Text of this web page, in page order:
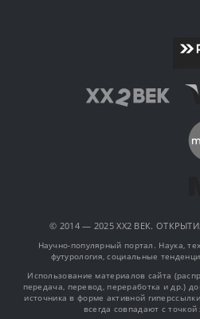
© 2014 — 2025 XX2 ВЕК.
Научно-популярный портал. Наука,
футурология, социальные
Использование материалов сайта
передача, перевод, переработка и др.)
источника в форме активной
всегда совпадают с